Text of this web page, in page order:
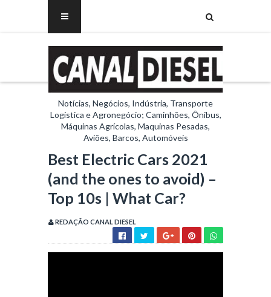
Notícias, Negócios, Indústria, Transporte
Logística e Agronegócio; Caminhões, Ônibus,
Máquinas Agrícolas, Maquinas Pesadas,
Aviões, Barcos, Automóveis
Best Electric Cars 2021
(and the ones to avoid) –
Top 10s | What Car?
REDAÇÃO CANAL DIESEL